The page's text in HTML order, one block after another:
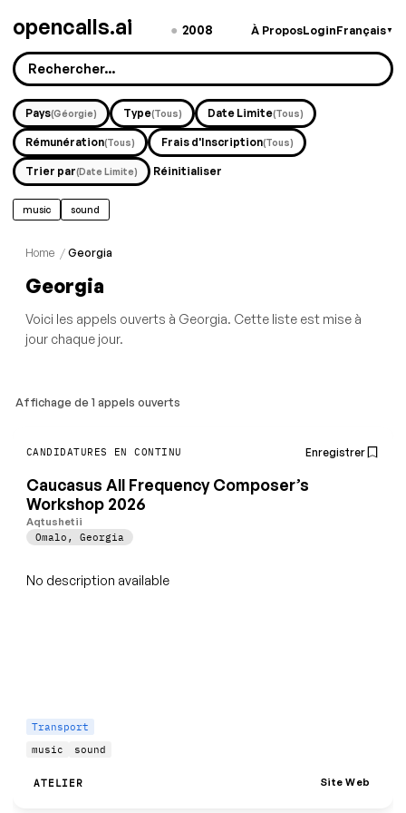
opencalls.ai ● 2008 À ProposLoginFrançais▼
Pays(Géorgie) Type(Tous) Date Limite(Tous)
Rémunération(Tous) Frais d'Inscription(Tous)
Trier par(Date Limite) Réinitialiser
music sound
Home / Georgia
Georgia
Voici les appels ouverts à Georgia. Cette liste est mise à
jour chaque jour.
Affichage de 1 appels ouverts
CANDIDATURES EN CONTINU Enregistrer
Caucasus All Frequency Composer’s
Workshop 2026
Aqtushetii
Omalo , Georgia
No description available
Transport
music
sound
ATELIER Site Web